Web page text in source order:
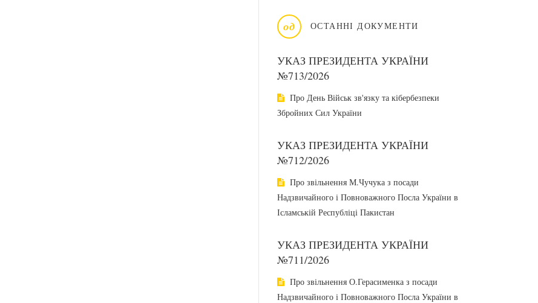
од ОСТАННІ ДОКУМЕНТИ
УКАЗ ПРЕЗИДЕНТА УКРАЇНИ
№713/2026
Про День Військ зв'язку та кібербезпеки
Збройних Сил України
УКАЗ ПРЕЗИДЕНТА УКРАЇНИ
№712/2026
Про звільнення М.Чучука з посади
Надзвичайного і Повноважного Посла України в
Ісламській Республіці Пакистан
УКАЗ ПРЕЗИДЕНТА УКРАЇНИ
№711/2026
Про звільнення О.Герасименка з посади
Надзвичайного і Повноважного Посла України в